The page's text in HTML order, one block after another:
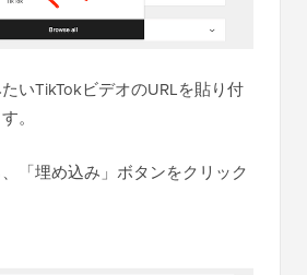
いTikTokビデオのURLを貼り付
。
「埋め込み」ボタンをクリック